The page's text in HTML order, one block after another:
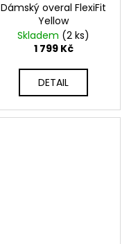
Dámský overal FlexiFit
Yellow
Skladem (2 ks)
1 799 Kč
DETAIL